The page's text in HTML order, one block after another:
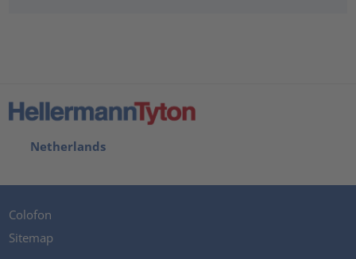
Netherlands
Colofon
Sitemap